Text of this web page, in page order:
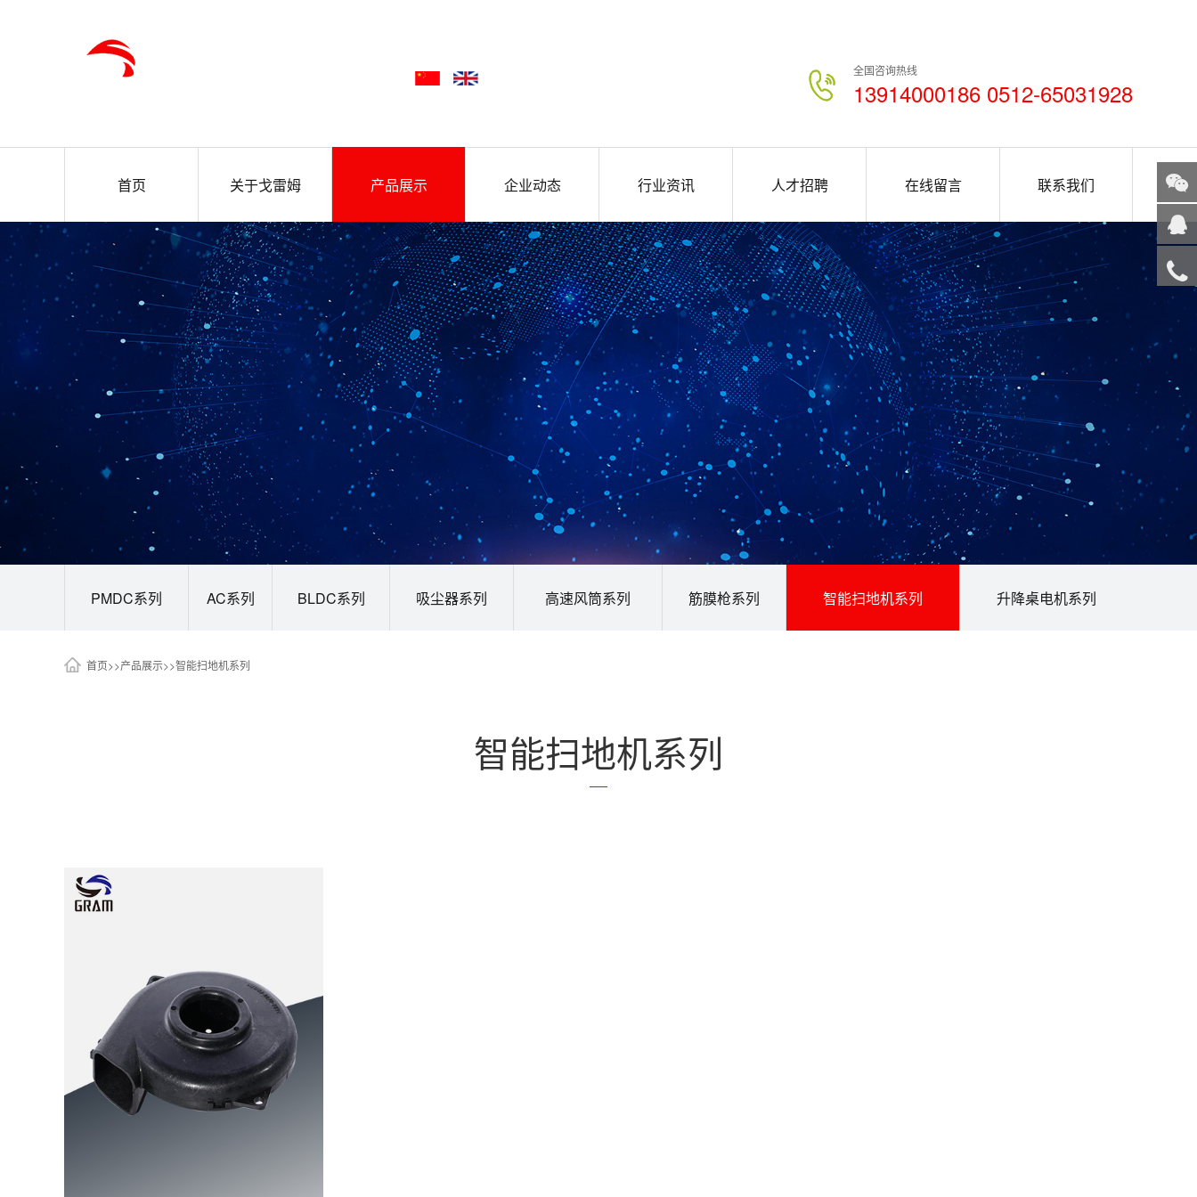
全国咨询热线
13914000186 0512-65031928
首页 关于戈雷姆 产品展示 企业动态 行业资讯 人才招聘 在线留言 联系我们
PMDC系列 AC系列 BLDC系列 吸尘器系列 高速风筒系列 筋膜枪系列 智能扫地机系列 升降桌电机系列
首页>>产品展示>>智能扫地机系列
智能扫地机系列
关注
微信
客服
服务
回到
顶部